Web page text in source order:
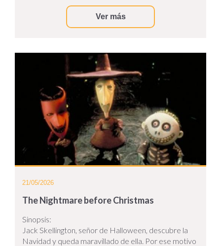
Ver más
21/05/2026
The Nightmare before Christmas
Sinopsis:
Jack Skellington, señor de Halloween, descubre la
Navidad y queda maravillado de ella. Por ese motivo